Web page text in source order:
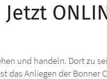
Jetzt
und handeln. Dort zu
das Anliegen der Bonner